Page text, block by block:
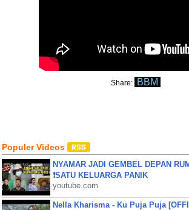
Share: BBM
Populer Videos
NYAMAR JADI GEMBEL DEPAN
❗SATU KELUARGA PANIK
youtube.com
Nella Kharisma - Ku Puja Puja